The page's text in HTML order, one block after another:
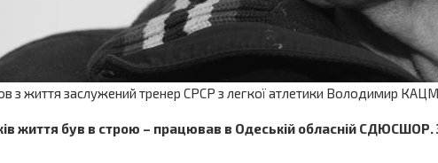
з життя заслужений тренер СРСР з легкої атлетики Володимир
життя був в строю – працював в Одеській обласній